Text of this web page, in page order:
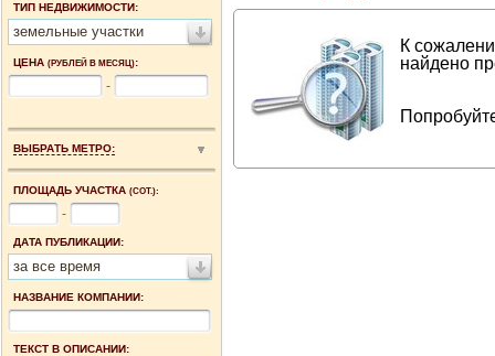
ТИП НЕДВИЖИМОСТИ:
земельные участки
ЦЕНА (РУБЛЕЙ В МЕСЯЦ):
-
ВЫБРАТЬ МЕТРО:
ПЛОЩАДЬ УЧАСТКА (СОТ.):
-
ДАТА ПУБЛИКАЦИИ:
за все время
НАЗВАНИЕ КОМПАНИИ:
ТЕКСТ В ОПИСАНИИ:
К
найдено